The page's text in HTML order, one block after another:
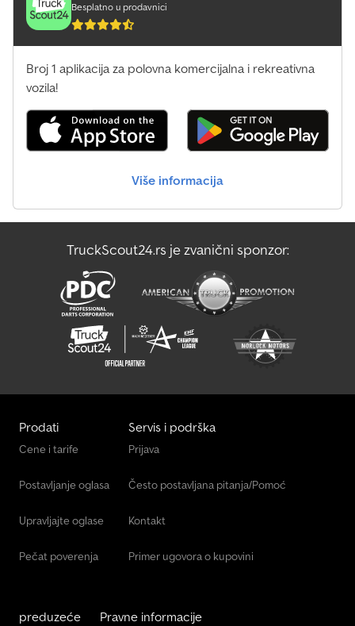
Besplatno u prodavnici
Broj 1 aplikacija za polovna komercijalna i rekreativna
vozila!
Više informacija
TruckScout24.rs je zvanični sponzor:
Prodati
Cene i tarife
Postavljanje oglasa
Upravljajte oglase
Pečat poverenja
Servis i podrška
Prijava
Često postavljana pitanja/Pomoć
Kontakt
Primer ugovora o kupovini
preduzeće Pravne informacije